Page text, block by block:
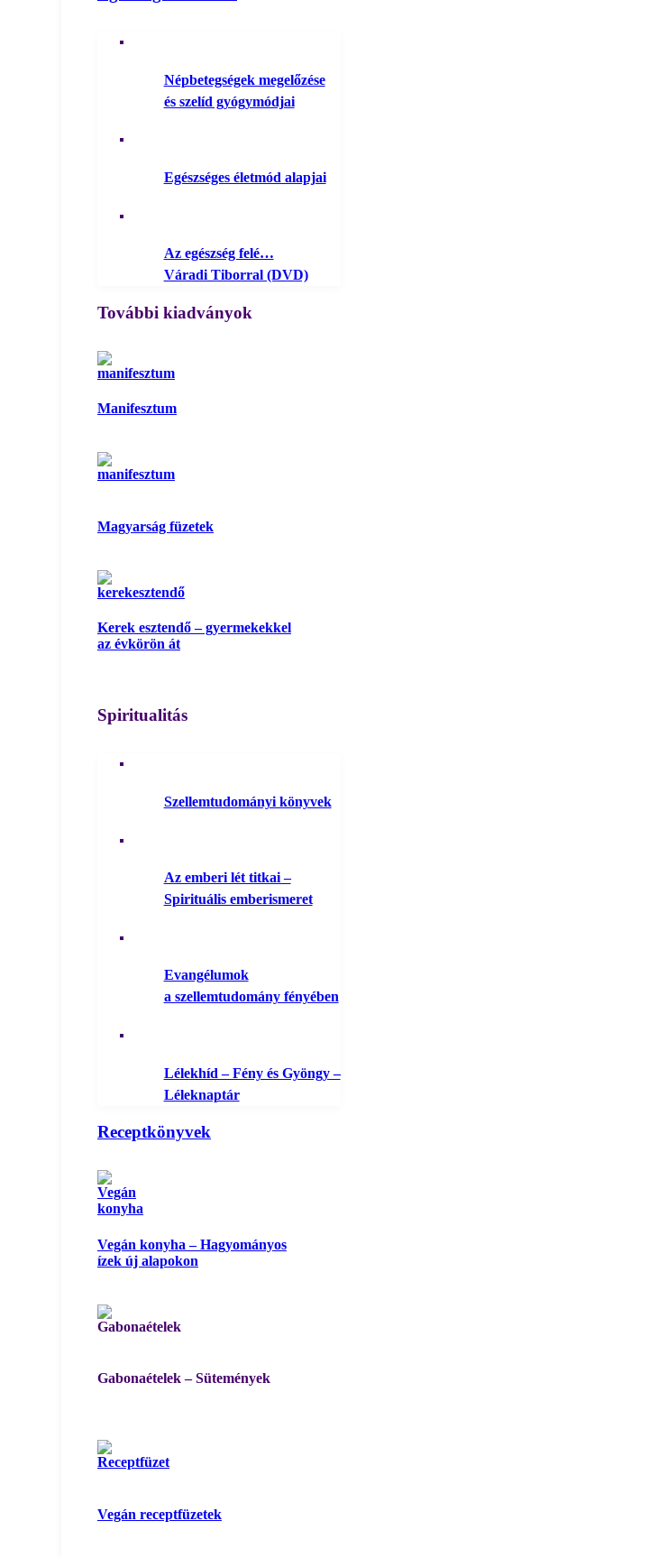
Népbetegségek megelőzése
és szelíd gyógymódjai
Egészséges életmód alapjai
Az egészség felé…
Váradi Tiborral (DVD)
További kiadványok
Manifesztum
Magyarság füzetek
Kerek esztendő – gyermekekkel
az évkörön át
Spiritualitás
Szellemtudományi könyvek
Az emberi lét titkai –
Spirituális emberismeret
Evangélumok
a szellemtudomány fényében
Lélekhíd – Fény és Gyöngy –
Léleknaptár
Receptkönyvek
Vegán konyha – Hagyományos
ízek új alapokon
Gabonaételek – Sütemények
Vegán receptfüzetek